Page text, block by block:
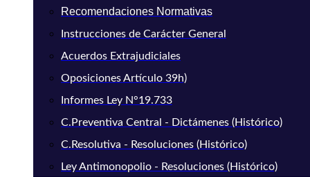
Recomendaciones Normativas
Instrucciones de Carácter General
Acuerdos Extrajudiciales
Oposiciones Artículo 39h)
Informes Ley N°19.733
C.Preventiva Central - Dictámenes (Histórico)
C.Resolutiva - Resoluciones (Histórico)
Ley Antimonopolio - Resoluciones (Histórico)